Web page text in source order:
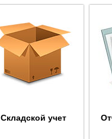
Складской учет